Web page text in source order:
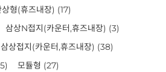
상형(휴즈내장) (17)
삼상N접지(카운터,휴즈내장) (3)
삼상접지(카운터,휴즈내장) (38)
모듈형 (27)